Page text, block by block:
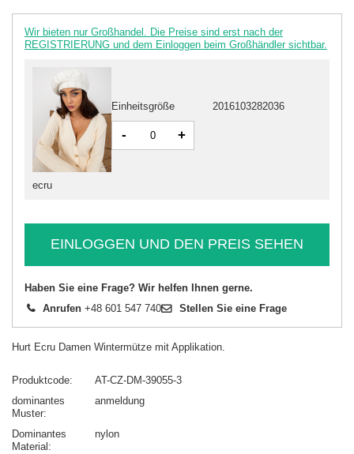
Wir bieten nur Großhandel. Die Preise sind erst nach der
REGISTRIERUNG und dem Einloggen beim Großhändler sichtbar.
ecru
Einheitsgröße 2016103282036
- +
EINLOGGEN UND DEN PREIS SEHEN
Haben Sie eine Frage? Wir helfen Ihnen gerne.
Anrufen +48 601 547 740 Stellen Sie eine Frage
Hurt Ecru Damen Wintermütze mit Applikation.
Produktcode
AT-CZ-DM-39055-3
dominantes
Muster
anmeldung
Dominantes
Material
nylon